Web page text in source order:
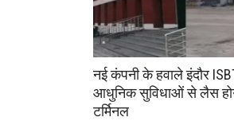
नई कंपनी के हवाले इंदौर
आधुनिक सुविधाओं से लैस
टर्मिनल